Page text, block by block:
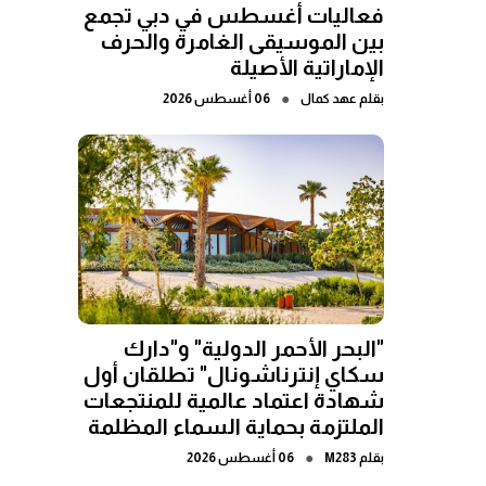
فعاليات أغسطس في دبي تجمع
بين الموسيقى الغامرة والحرف
الإماراتية الأصيلة
بقلم عهد كمال ● 06 أغسطس 2026
"البحر الأحمر الدولية" و"دارك
سكاي إنترناشونال" تطلقان أول
شهادة اعتماد عالمية للمنتجعات
الملتزمة بحماية السماء المظلمة
بقلم M283
● 06 أغسطس 2026